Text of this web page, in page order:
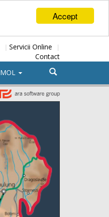
Accept
| Servicii Online |
Contact
MOL